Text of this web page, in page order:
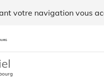
votre navigation vous